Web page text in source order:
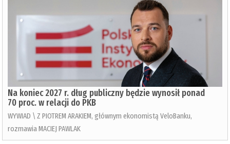
Na koniec 2027 r. dług publiczny będzie wynosił ponad
70 proc. w relacji do PKB
WYWIAD \ Z PIOTREM ARAKIEM, głównym ekonomistą VeloBanku,
rozmawia MACIEJ PAWLAK